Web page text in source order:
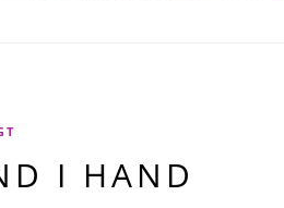
I HAND